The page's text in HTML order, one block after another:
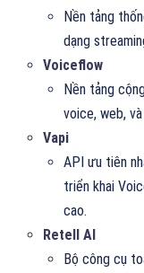
Nền tảng
dạng
Voiceflow
Nền tảng
voice, web,
Vapi
API ưu tiên
triển khai
cao.
Retell AI
Bộ công cụ